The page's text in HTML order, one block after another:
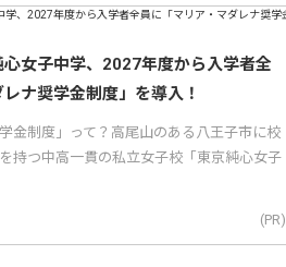
心女子中学、2027年度から入学者全
ナ奨学金制度」を導入！
金制度」って？高尾山のある八王子市に校
持つ中高一貫の私立女子校「東京純心女子
(PR)